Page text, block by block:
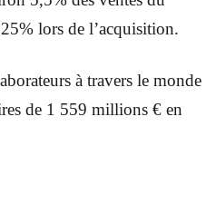
lors de l’acquisition.
à travers le monde
de 1 559 millions € en